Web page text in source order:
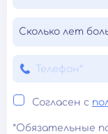
Сколько лет
Согласен с
*Обязательные